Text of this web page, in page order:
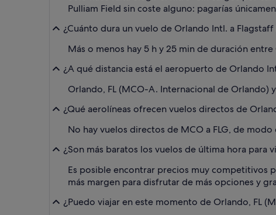
Pulliam Field sin coste alguno: pagarías
¿Cuánto dura un vuelo de Orlando Intl. a Flagstaff
Más o menos hay 5 h y 25 min de duración
¿A qué distancia está el aeropuerto de Orlando
Orlando, FL (MCO-A. Internacional de Orlando)
¿Qué aerolíneas ofrecen vuelos directos de
No hay vuelos directos de MCO a FLG, de
¿Son más baratos los vuelos de última hora para
Es posible encontrar precios muy competitivos
más margen para disfrutar de más opciones y
¿Puedo viajar en este momento de Orlando, FL